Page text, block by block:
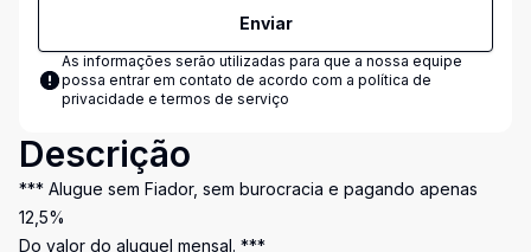
Enviar
As informações serão utilizadas para que a nossa equipe
possa entrar em contato de acordo com a política de
privacidade e termos de serviço
Descrição
*** Alugue sem Fiador, sem burocracia e pagando apenas
12,5%
Do valor do aluguel mensal. ***